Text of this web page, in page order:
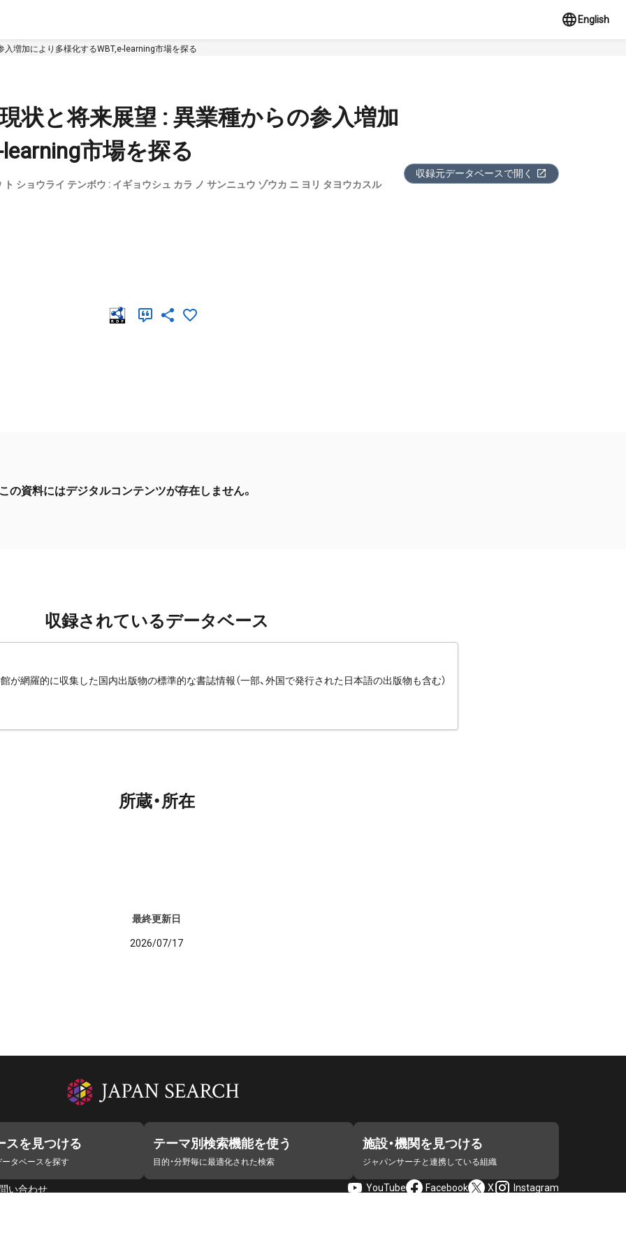
English
増加により多様化するWBT,e-learning市場を探る
状と将来展望 : 異業種からの参入増加
市場を探る
ショウライ テンボウ : イギョウシュ カラ ノ サンニュウ ゾウカ ニ ヨリ タヨウカスル
収録元データベースで開く
この資料にはデジタルコンテンツが存在しません。
収録されているデータベース
が網羅的に収集した国内出版物の標準的な書誌情報（一部、外国で発行された日本語の出版物も含む）
所蔵・所在
最終更新日
2026/07/17
スを見つける
タベースを探す
テーマ別検索機能を使う
目的・分野毎に最適化された検索
施設・機関を見つける
ジャパンサーチと連携している組織
い合わせ
YouTube Facebook X Instagram